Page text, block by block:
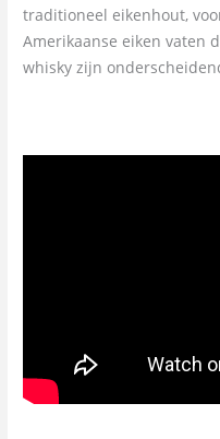
traditioneel eikenhout,
Amerikaanse eiken vaten
whisky zijn